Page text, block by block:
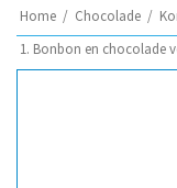
Home / Chocolade /
1. Bonbon en chocolade